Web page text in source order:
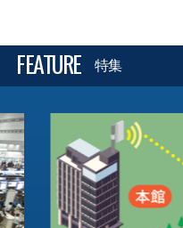
FEATURE 特集